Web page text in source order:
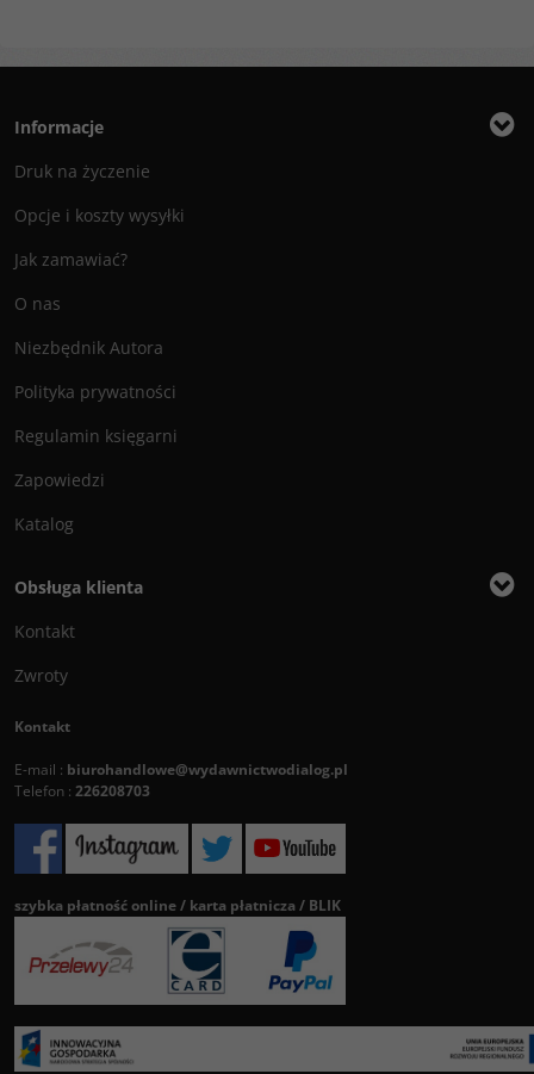
Informacje
Druk na życzenie
Opcje i koszty wysyłki
Jak zamawiać?
O nas
Niezbędnik Autora
Polityka prywatności
Regulamin księgarni
Zapowiedzi
Katalog
Obsługa klienta
Kontakt
Zwroty
Kontakt
E-mail : biurohandlowe@wydawnictwodialog.pl
Telefon : 226208703
szybka płatność online / karta płatnicza / BLIK